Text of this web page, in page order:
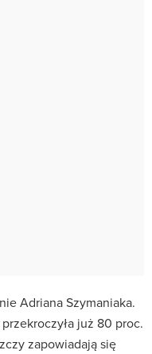
Adriana Szymaniaka.
już 80 proc.
zapowiadają się